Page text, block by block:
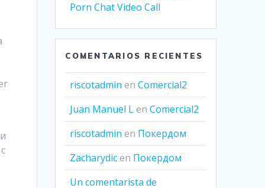
Porn Chat Video Call
COMENTARIOS RECIENTES
riscotadmin enComercial2
Juan Manuel LenComercial2
riscotadmin en Покердом
Zacharydicen Покердом
Un comentarista de